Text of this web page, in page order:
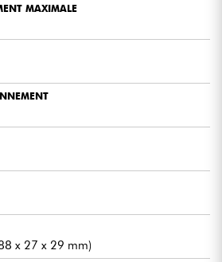
MAXIMALE
x 27 x 29 mm)